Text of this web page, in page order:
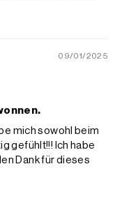
09/01/2025
mich sowohl beim
gefühlt!!! Ich habe
Dank für dieses